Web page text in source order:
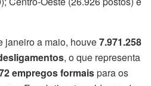
janeiro a maio, houve7.971.258
, o que representa
empregos formaispara os